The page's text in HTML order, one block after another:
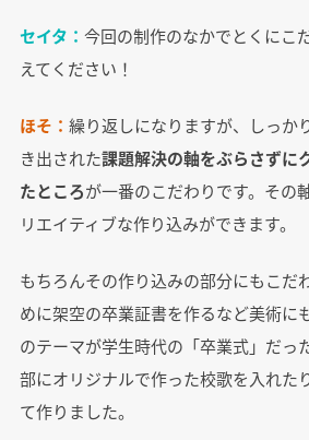
セイタ： 今回の制作のなかでとくにこ
えてください！
ほそ： 繰り返しになりますが、しっか
き出された課題解決の軸をぶらさずに
たところが一番のこだわりです。その
リエイティブな作り込みができます。
もちろんその作り込みの部分にもこだ
めに架空の卒業証書を作るなど美術に
のテーマが学生時代の「卒業式」だっ
部にオリジナルで作った校歌を入れた
て作りました。